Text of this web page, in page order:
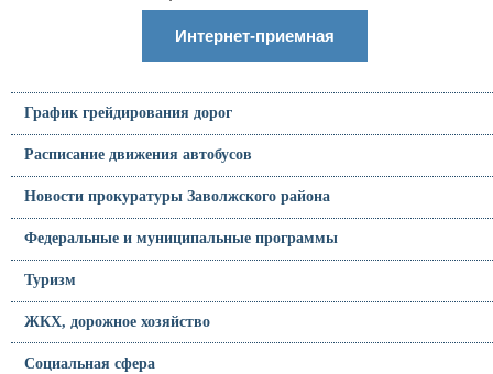
Интернет-приемная
График грейдирования дорог
Расписание движения автобусов
Новости прокуратуры Заволжского района
Федеральные и муниципальные программы
Туризм
ЖКХ, дорожное хозяйство
Социальная сфера